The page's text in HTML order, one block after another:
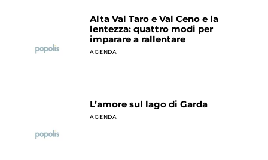
Alta Val Taro e Val Ceno e la
lentezza: quattro modi per
imparare a rallentare
AGENDA
L’amore sul lago di Garda
AGENDA